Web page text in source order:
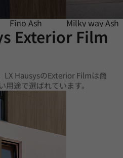
Fino Ash Milky way Ash
Exterior Film
LX HausysのExterior Filmは商
用途で選ばれています。